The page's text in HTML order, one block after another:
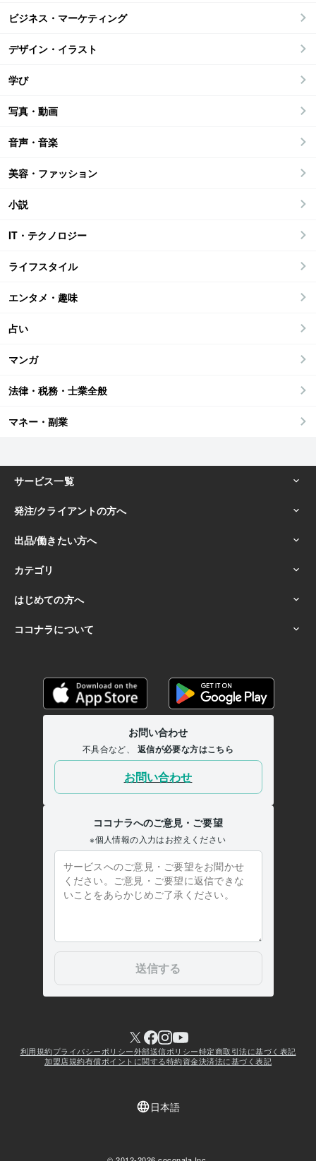
ビジネス・マーケティング
デザイン・イラスト
学び
写真・動画
音声・音楽
美容・ファッション
小説
IT・テクノロジー
ライフスタイル
エンタメ・趣味
占い
マンガ
法律・税務・士業全般
マネー・副業